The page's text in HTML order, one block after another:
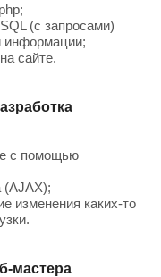
(с запросами)
информации;
сайте.
с помощью
(AJAX);
изменения каких-то
мастера